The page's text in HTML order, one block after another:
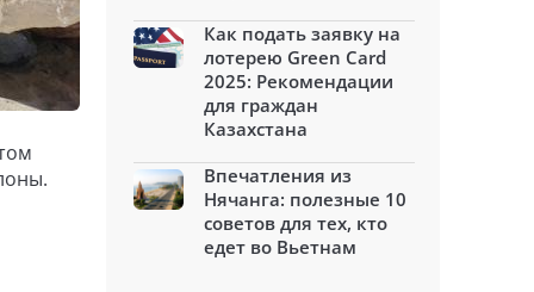
Как подать заявку на
лотерею Green Card
2025: Рекомендации
для граждан
Казахстана
Впечатления из
Нячанга: полезные 10
советов для тех, кто
едет во Вьетнам